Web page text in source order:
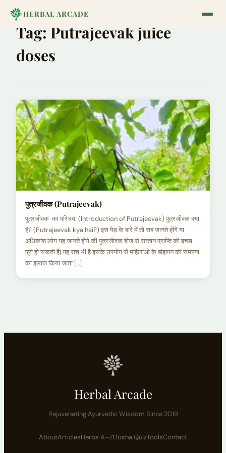
HERBAL ARCADE
Tag:Putrajeevak juice
doses
पुत्रजीवक (Putrajeevak)
पुत्रजीवक का परिचय: (Introduction of Putrajeevak) पुत्रजीवक क्या
है? (Putrajeevak kya hai?) इस पेड़ के बारे में तो सब जानते होंगे या
अधिकांश लोग यह जानते होंगे की पुत्रजीवक बीज से सन्तान प्राप्ति की इच्छा
पूरी हो सकती है| यह सच भी है इसके उपयोग से महिलाओ के बांझपन की समस्या
का इलाज किया जाता […]
Herbal Arcade
Rejuvenating Ayurvedic Wisdom Since 2019
AboutArticlesHerbs A–ZDosha QuizToolsContact